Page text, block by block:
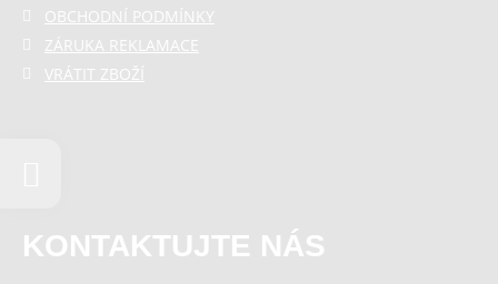
OBCHODNÍ PODMÍNKY
ZÁRUKA REKLAMACE
VRÁTIT ZBOŽÍ
KONTAKTUJTE NÁS